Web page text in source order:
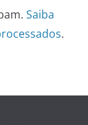
Saiba
.